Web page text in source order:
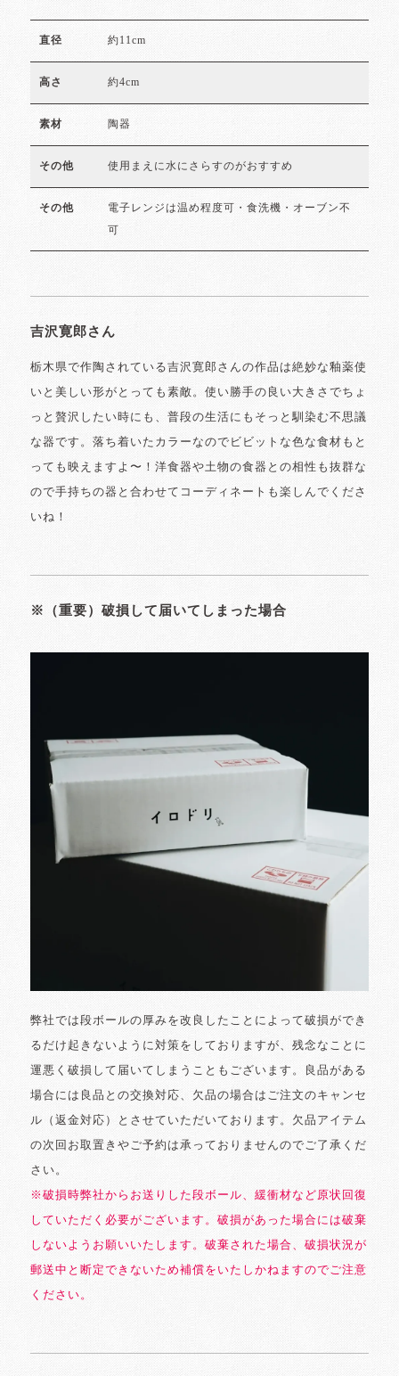
直径 約11cm
高さ 約4cm
素材 陶器
その他 使用まえに水にさらすのがおすすめ
その他 電子レンジは温め程度可・食洗機・オーブン不
可
吉沢寛郎さん
栃木県で作陶されている吉沢寛郎さんの作品は絶妙な釉薬使
いと美しい形がとっても素敵。使い勝手の良い大きさでちょ
っと贅沢したい時にも、普段の生活にもそっと馴染む不思議
な器です。落ち着いたカラーなのでビビットな色な食材もと
っても映えますよ〜！洋食器や土物の食器との相性も抜群な
ので手持ちの器と合わせてコーディネートも楽しんでくださ
いね！
※（重要）破損して届いてしまった場合
弊社では段ボールの厚みを改良したことによって破損ができ
るだけ起きないように対策をしておりますが、残念なことに
運悪く破損して届いてしまうこともございます。良品がある
場合には良品との交換対応、欠品の場合はご注文のキャンセ
ル（返金対応）とさせていただいております。欠品アイテム
の次回お取置きやご予約は承っておりませんのでご了承くだ
さい。
※破損時弊社からお送りした段ボール、緩衝材など原状回復
していただく必要がございます。破損があった場合には破棄
しないようお願いいたします。破棄された場合、破損状況が
郵送中と断定できないため補償をいたしかねますのでご注意
ください。